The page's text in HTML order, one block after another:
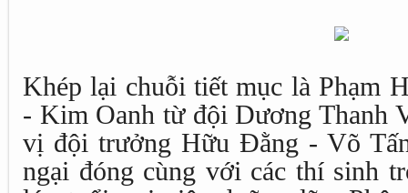
Khép lại chuỗi tiết mục là Phạm
- Kim Oanh từ đội Dương Thanh
vị đội trưởng Hữu Đằng - Võ
ngại đóng cùng với các thí sinh